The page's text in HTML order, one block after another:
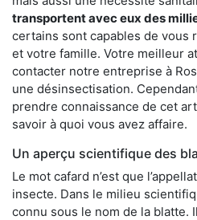
transportent avec eux des
certains sont capables de vous
et votre famille. Votre meilleur
contacter notre entreprise à
une désinsectisation.
prendre connaissance de cet
savoir à quoi vous avez affaire.
Un aperçu scientifique des
Le mot cafard n’est que
insecte. Dans le milieu
connu sous le nom de la blatte.